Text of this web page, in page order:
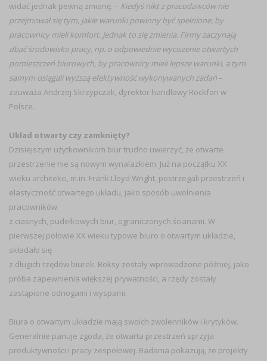
widać jednak pewną zmianę. – Kiedyś nikt z pracodawców nie
przejmował się tym, jakie warunki powinny być spełnione, by
pracownicy mieli komfort. Jednak to się zmienia. Firmy zaczynają
dbać środowisko pracy, np. o odpowiednie wyciszenie otwartych
pomieszczeń biurowych, by pracownicy mieli lepsze warunki, a tym
samym osiągali wyższą efektywność wykonywanych zadań –
zauważa Andrzej Skrzypczak, dyrektor handlowy Rockfon w
Polsce.
Układ otwarty czy zamknięty?
Dzisiejszym użytkownikom biur trudno uwierzyć, że otwarte
przestrzenie nie są nowym wynalazkiem. Już na początku XX
wieku architekci, m.in. Frank Lloyd Wright, postrzegali przestrzeń i
elastyczność otwartego układu, jako sposób uwolnienia
pracowników
z ciasnych, pudełkowych biur, ograniczonych ścianami. W
pierwszej połowie XX wieku typowe biuro o otwartym układzie,
składało się
z długich rzędów biurek. Boksy zostały wprowadzone później, jako
próba zapewnienia większej prywatności, a rzędy zostały
zastąpione odnogami i wyspami.
Biura o otwartym układzie mają swoich zwolenników i krytyków.
Generalnie panuje zgoda, że otwarta przestrzeń sprzyja
produktywności i pracy zespołowej. Badania pokazują, że projekty